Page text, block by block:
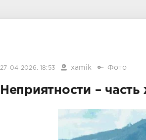
27-04-2026, 18:53 xamik Фото
Неприятности –